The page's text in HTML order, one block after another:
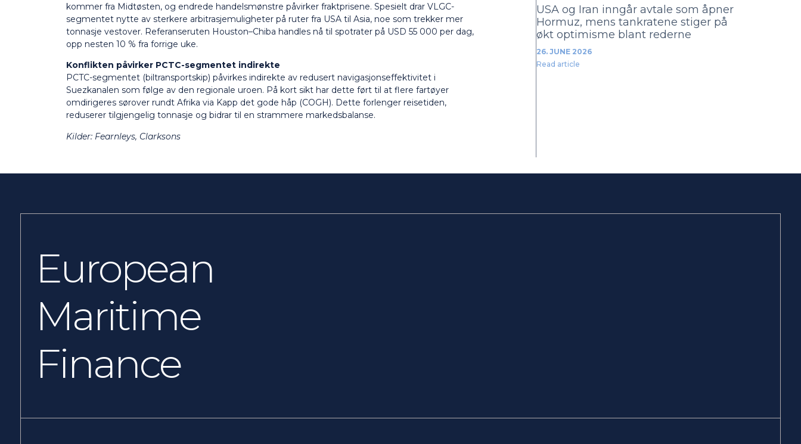
kommer fra Midtøsten, og endrede handelsmønstre påvirker fraktprisene. Spesielt drar VLGC-
segmentet nytte av sterkere arbitrasjemuligheter på ruter fra USA til Asia, noe som trekker mer
tonnasje vestover. Referanseruten Houston–Chiba handles nå til spotrater på USD 55 000 per dag,
opp nesten 10 % fra forrige uke.
Konflikten påvirker PCTC-segmentet indirekte
PCTC-segmentet (biltransportskip) påvirkes indirekte av redusert navigasjonseffektivitet i
Suezkanalen som følge av den regionale uroen. På kort sikt har dette ført til at flere fartøyer
omdirigeres sørover rundt Afrika via Kapp det gode håp (COGH). Dette forlenger reisetiden,
reduserer tilgjengelig tonnasje og bidrar til en strammere markedsbalanse.
Kilder: Fearnleys, Clarksons
USA og Iran inngår avtale som åpner
Hormuz, mens tankratene stiger på
økt optimisme blant rederne
26. JUNE 2026
Read article
European
Maritime
Finance